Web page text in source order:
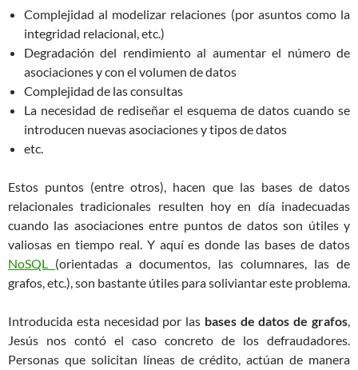
Complejidad al modelizar relaciones (por asuntos como la
integridad relacional, etc.)
Degradación del rendimiento al aumentar el número de
asociaciones y con el volumen de datos
Complejidad de las consultas
La necesidad de rediseñar el esquema de datos cuando se
introducen nuevas asociaciones y tipos de datos
etc.
Estos puntos (entre otros), hacen que las bases de datos
relacionales tradicionales resulten hoy en día inadecuadas
cuando las asociaciones entre puntos de datos son útiles y
valiosas en tiempo real. Y aquí es donde las bases de datos
NoSQL (orientadas a documentos, las columnares, las de
grafos, etc.), son bastante útiles para soliviantar este problema.
Introducida esta necesidad por las bases de datos de grafos,
Jesús nos contó el caso concreto de los defraudadores.
Personas que solicitan líneas de crédito, actúan de manera